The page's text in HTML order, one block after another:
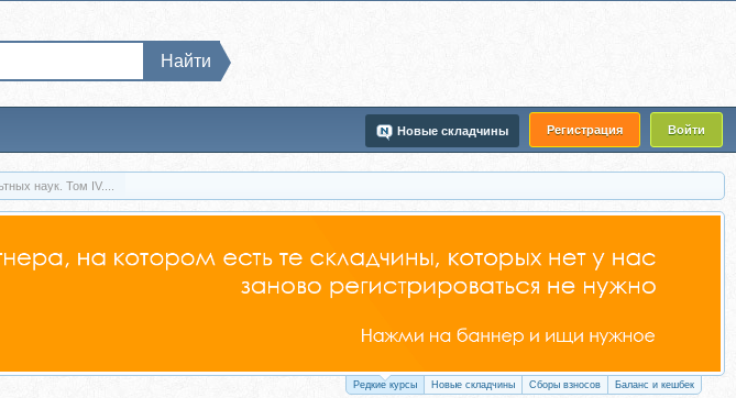
Регистрация Войти
Новые складчины
Найти
наук. Том IV....
Редкие курсы Новые складчины Сборы взносов Баланс и кешбек